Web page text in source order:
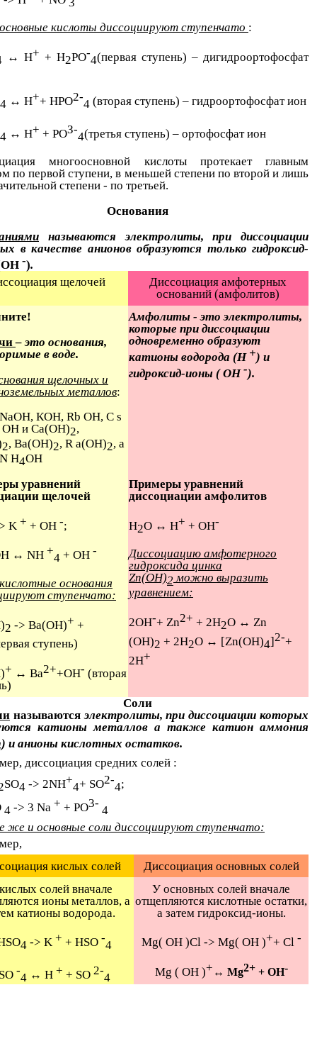
кислоты диссоциируют ступенчато :
↔ Н+ + Н2РО-
4(первая ступень) – дигидроортофосфат
4 ↔ Н++ НРO2-
4 (вторая ступень) – гидроортофосфат ион
4 ↔ Н+ + PОЗ-
4(третья ступень) – ортофосфат ион
многоосновной кислоты протекает главным
по первой ступени, в меньшей степени по второй и лишь
степени - по третьей.
Основания
называются электролиты, при диссоциации
в качестве анионов образуются только гидроксид-
-).
щелочей
Диссоциация амфотерных
оснований (амфолитов)
– это основания,
в воде.
щелочных и
металлов:
КОН, Rb ОН, С s
ОН и Са(ОН)2,
2, Ва(ОН)2, R а(ОН)2, а
Н4ОН
Амфолиты - это электролиты,
которые при диссоциации
одновременно образуют
катионы водорода (H +) и
гидроксид-ионы ( OH-).
уравнений
щелочей
K + + OH -;
↔ NH +
4 + OH -
основания
ступенчато:
2 -> Bа(ОН)+ +
ступень)
+ ↔ Ba2++OH- (вторая
Примеры уравнений
диссоциации амфолитов
Н2O ↔ Н+ + ОН-
Диссоциацию амфотерного
гидроксида цинка
Zn(ОН)2 можно выразить
уравнением:
2ОН-+ Zn2+ + 2Н2О ↔ Zn
(ОН)2 + 2Н2О ↔ [Zn(ОН)4]2-+
2Н+
Соли
называютсяэлектролиты, при диссоциации которых
катионы металлов а также катион аммония
) и анионы кислотных остатков.
диссоциация средних солей :
SO4 -> 2NH+
4+ SO2-
4;
4 -> 3 Na + + PO3-
4
же и основные соли диссоциируют ступенчато:
кислых солей
Диссоциация основных солей
солей вначале
ионы металлов, а
катионы водорода.
4 -> K + + HSO -
4
-
4 ↔ H + + SO 2-
4
У основных солей вначале
отщепляются кислотные остатки,
а затем гидроксид-ионы.
Mg( OH )Cl -> Mg( OH )++ Cl -
Mg ( OH )+ ↔ Mg2++ OH-